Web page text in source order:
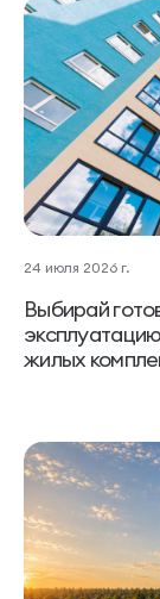
24 июля 2026 г.
Выбирай
жилых